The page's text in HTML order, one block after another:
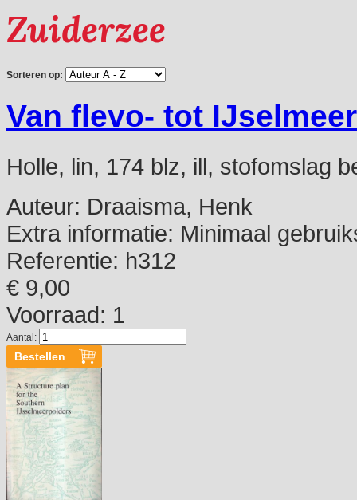
Zuiderzee
Sorteren op:
Van flevo- tot
Holle, lin, 174 blz, ill, stofomslag
Auteur: Draaisma, Henk
Extra informatie: Minimaal
Referentie: h312
€ 9,00
Voorraad: 1
Aantal: